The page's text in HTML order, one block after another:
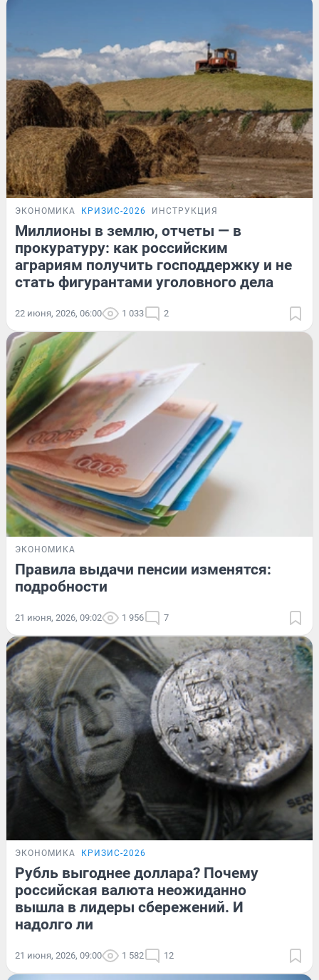
ЭКОНОМИКА КРИЗИС-2026 ИНСТРУКЦИЯ
Миллионы в землю, отчеты — в
прокуратуру: как российским
аграриям получить господдержку и не
стать фигурантами уголовного дела
22 июня, 2026, 06:00 1 033 2
ЭКОНОМИКА
Правила выдачи пенсии изменятся:
подробности
21 июня, 2026, 09:02 1 956 7
ЭКОНОМИКА КРИЗИС-2026
Рубль выгоднее доллара? Почему
российская валюта неожиданно
вышла в лидеры сбережений. И
надолго ли
21 июня, 2026, 09:00 1 582 12